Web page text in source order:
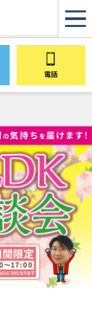
電話